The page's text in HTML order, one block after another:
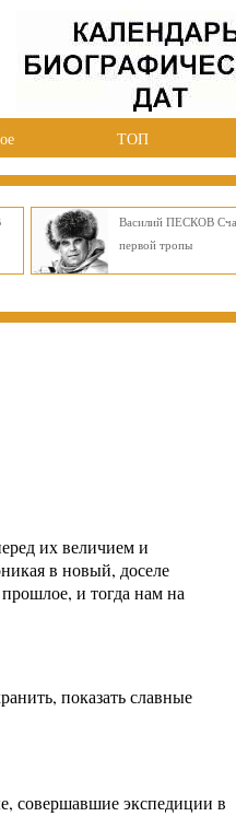
ТОП
Василий ПЕСКОВ
первой тропы
их величием и
в новый, доселе
и тогда нам на
показать славные
совершавшие экспедиции в